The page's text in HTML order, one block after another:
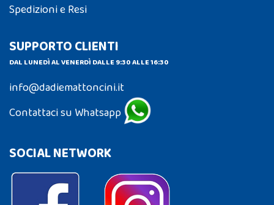
Spedizioni e Resi
SUPPORTO CLIENTI
DAL LUNEDÌ AL VENERDÌ DALLE 9:30 ALLE 16:30
info@dadiemattoncini.it
Contattaci su Whatsapp
SOCIAL NETWORK